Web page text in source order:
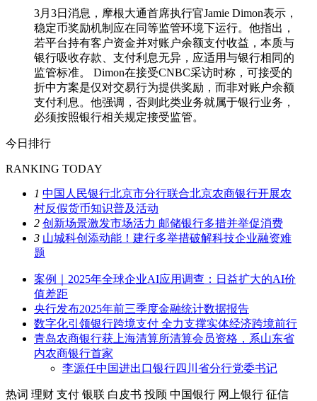
3月3日消息，摩根大通首席执行官Jamie Dimon表示，
稳定币奖励机制应在同等监管环境下运行。他指出，
若平台持有客户资金并对账户余额支付收益，本质与
银行吸收存款、支付利息无异，应适用与银行相同的
监管标准。 Dimon在接受CNBC采访时称，可接受的
折中方案是仅对交易行为提供奖励，而非对账户余额
支付利息。他强调，否则此类业务就属于银行业务，
必须按照银行相关规定接受监管。
今日排行
RANKING TODAY
1 中国人民银行北京市分行联合北京农商银行开展农
村反假货币知识普及活动
2 创新场景激发市场活力 邮储银行多措并举促消费
3 山城科创添动能！建行多举措破解科技企业融资难
题
案例｜2025年全球企业AI应用调查：日益扩大的AI价
值差距
央行发布2025年前三季度金融统计数据报告
数字化引领银行跨境支付 全力支撑实体经济跨境前行
青岛农商银行获上海清算所清算会员资格，系山东省
内农商银行首家
李源任中国进出口银行四川省分行党委书记
热词 理财 支付 银联 白皮书 投顾 中国银行 网上银行 征信